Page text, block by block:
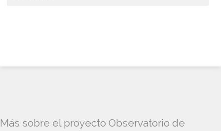
Más sobre el proyecto Observatorio de